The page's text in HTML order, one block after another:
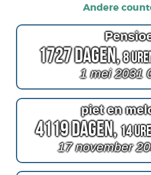
Andere
1727 Dagen,8
1 mei 2031
piet en
4119 Dagen,14
17 november